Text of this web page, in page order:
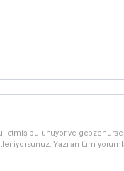
etmiş bulunuyor ve
Yazılan tüm